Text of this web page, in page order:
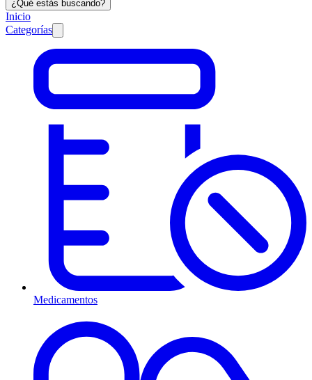
¿Qué estás buscando?
Inicio
Categorías
Medicamentos